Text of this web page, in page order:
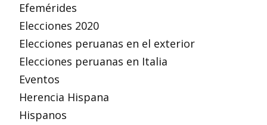
Efemérides
Elecciones 2020
Elecciones peruanas en el exterior
Elecciones peruanas en Italia
Eventos
Herencia Hispana
Hispanos